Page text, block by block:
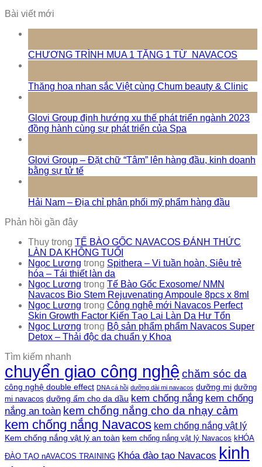
Bài viết mới
CHƯƠNG TRÌNH MUA 1 TẶNG 1 TỪ NAVACOS
Thăng hoa nhan sắc Việt cùng Chum beauty & Clinic
Glovi Group định hướng xu thế phát triển ngành 2023
đồng hành cùng sự phát triển của Spa
Glovi Group – Đặt chữ “Tâm” lên hàng đầu, kinh doanh
bằng sự tử tế
Hải Nam – Địa chỉ phân phối mỹ phẩm hàng đầu
Phản hồi gần đây
Thuy trong TẾ BÀO GỐC NAVACOS ĐÁNH THỨC
LÀN DA KHÔNG TUỔI
Ngọc Lương trong Spithera – Vi tuần hoàn, Siêu trẻ
hóa – Tái thiết làn da
Ngọc Lương trong Tế Bào Gốc Exosome/ NMN
Navacos Bio Stem Rejuvenating Ampoule 8pcs x 8ml
Ngọc Lương trong Công nghệ mới Navacos Perfect
Skin Growth Factor Kiến Tạo Lại Làn Da Hư Tổn
Ngọc Lương trong Bộ sản phẩm phẩm Navacos Super
Detox – Thải độc da chuẩn y Khoa
Tìm kiếm nhanh
chuyển giao công nghệ chăm sóc da
công nghệ double effect DNA cá hồi dưỡng dài mi navacos dưỡng mi dưỡng
mi navacos dưỡng ẩm cho da dầu kem chống nắng kem chống
nắng an toàn kem chống nắng cho da nhạy cảm
kem chống nắng Navacos kem chống nắng vật lý
Kem chống nắng vật lý an toàn kem chống nắng vật lý Navacos kHÓA
ĐÀO TẠO nAVACOS TRAINING Khóa đào tạo Navacos kinh